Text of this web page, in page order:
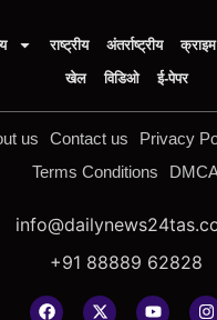
राष्ट्रीय अंतर्राष्ट्रीय क्राइम
खेल
विडिओ ई-पेपर
us Contact us Privacy
Terms Conditions
+91 88889 62828